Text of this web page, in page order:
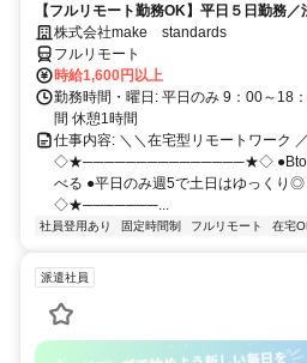
【フルリモート勤務OK】平日５日勤務
ルが身につく営業職
株式会社make standards
フルリモート
時給1,600円以上
勤務時間・曜日: 平日のみ 9：00～18
間 休憩1時間
仕事内容: ＼＼在宅型リモートワーク
◇★───────────────★◇ ●BtoB
べる ●平日のみ週5で土日はゆっくり◎
◇★───────...
社員登用あり 固定時間制 フルリモート 在宅
派遣社員